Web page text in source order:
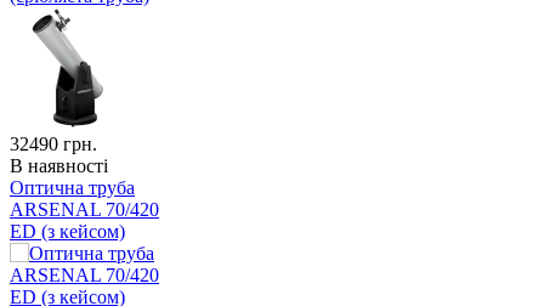
32490 грн.
В наявності
Оптична труба
ARSENAL 70/420
ED (з кейсом)